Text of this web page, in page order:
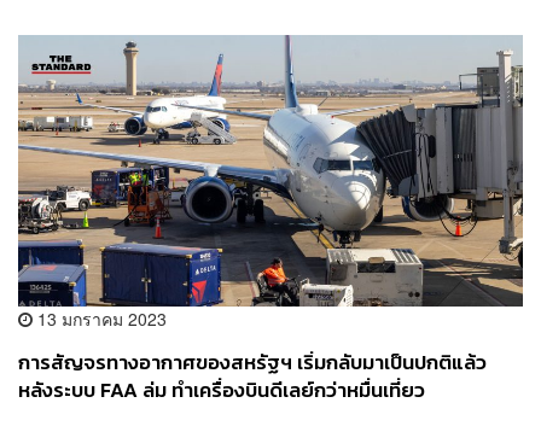
13 มกราคม 2023
การสัญจรทางอากาศของสหรัฐฯ เริ่มกลับมาเป็นปกติแล้ว
หลังระบบ FAA ล่ม ทำเครื่องบินดีเลย์กว่าหมื่นเที่ยว